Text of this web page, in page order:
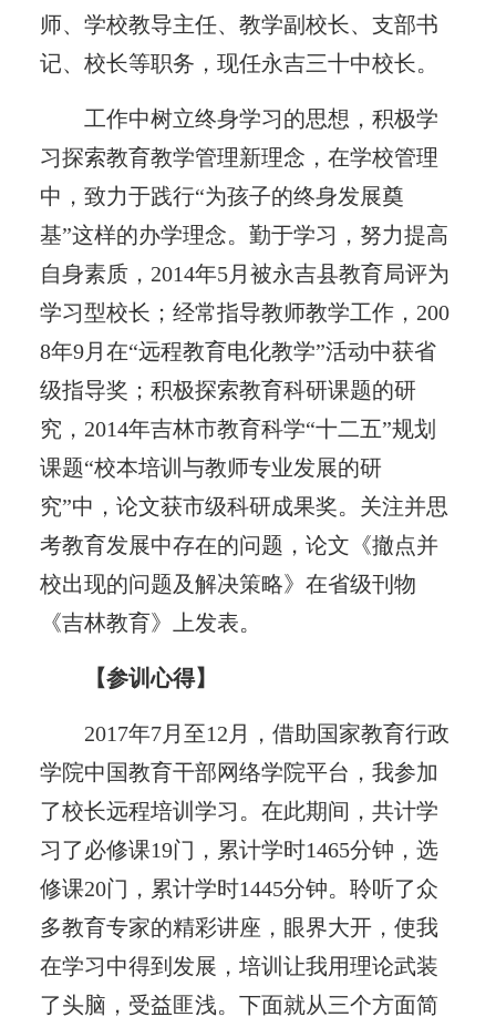
师、学校教导主任、教学副校长、支部书
记、校长等职务，现任永吉三十中校长。
工作中树立终身学习的思想，积极学
习探索教育教学管理新理念，在学校管理
中，致力于践行“为孩子的终身发展奠
基”这样的办学理念。勤于学习，努力提高
自身素质，2014年5月被永吉县教育局评为
学习型校长；经常指导教师教学工作，200
8年9月在“远程教育电化教学”活动中获省
级指导奖；积极探索教育科研课题的研
究，2014年吉林市教育科学“十二五”规划
课题“校本培训与教师专业发展的研
究”中，论文获市级科研成果奖。关注并思
考教育发展中存在的问题，论文《撤点并
校出现的问题及解决策略》在省级刊物
《吉林教育》上发表。
【参训心得】
2017年7月至12月，借助国家教育行政
学院中国教育干部网络学院平台，我参加
了校长远程培训学习。在此期间，共计学
习了必修课19门，累计学时1465分钟，选
修课20门，累计学时1445分钟。聆听了众
多教育专家的精彩讲座，眼界大开，使我
在学习中得到发展，培训让我用理论武装
了头脑，受益匪浅。下面就从三个方面简